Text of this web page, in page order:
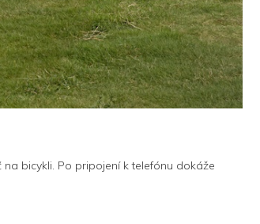
bicykli. Po pripojení k telefónu dokáže